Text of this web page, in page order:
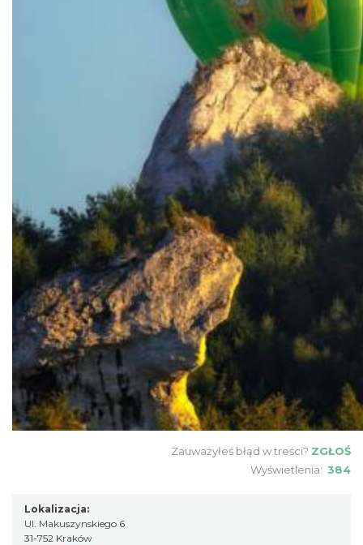
Zauważyłeś błąd w treści? ZGŁOŚ
Wyświetlenia: 384
Lokalizacja:
Ul. Makuszynskiego 6
31-752 Kraków